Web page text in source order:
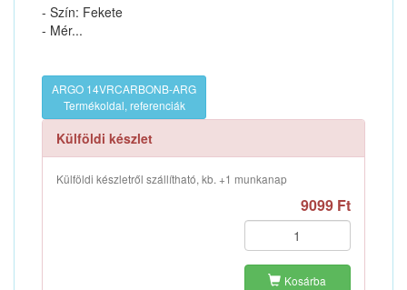
- Szín: Fekete
- Mér...
ARGO 14VRCARBONB-ARG
Termékoldal, referenciák
Külföldi készlet
Külföldi készletről szállítható, kb. +1 munkanap
9099 Ft
Kosárba